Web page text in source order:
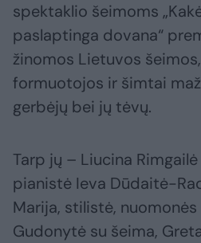
spektaklio šeimoms
paslaptinga dovana“
žinomos Lietuvos
formuotojos ir šimtai
gerbėjų bei jų tėvų.
Tarp jų – Liucina
pianistė Ieva Dūdaitė-
Marija, stilistė,
Gudonytė su šeima,